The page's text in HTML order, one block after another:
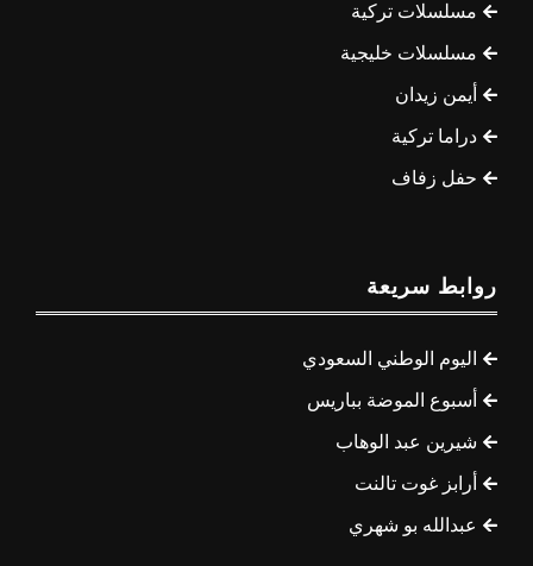
مسلسلات تركية
مسلسلات خليجية
أيمن زيدان
دراما تركية
حفل زفاف
روابط سريعة
اليوم الوطني السعودي
أسبوع الموضة بباريس
شيرين عبد الوهاب
أرابز غوت تالنت
عبدالله بو شهري